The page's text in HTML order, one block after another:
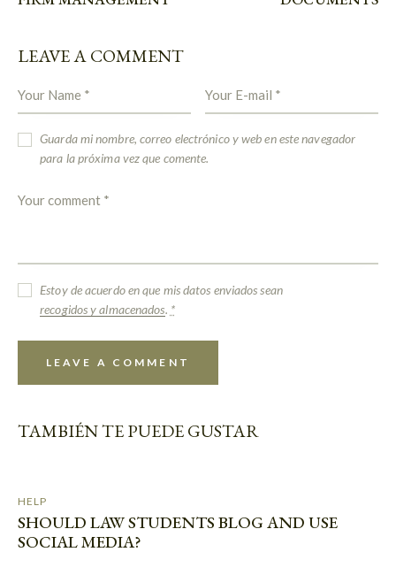
LEAVE A COMMENT
Guarda mi nombre, correo electrónico y web en este navegador
para la próxima vez que comente.
Estoy de acuerdo en que mis datos enviados sean
recogidos y almacenados. *
TAMBIÉN TE PUEDE GUSTAR
HELP
SHOULD LAW STUDENTS BLOG AND USE
SOCIAL MEDIA?